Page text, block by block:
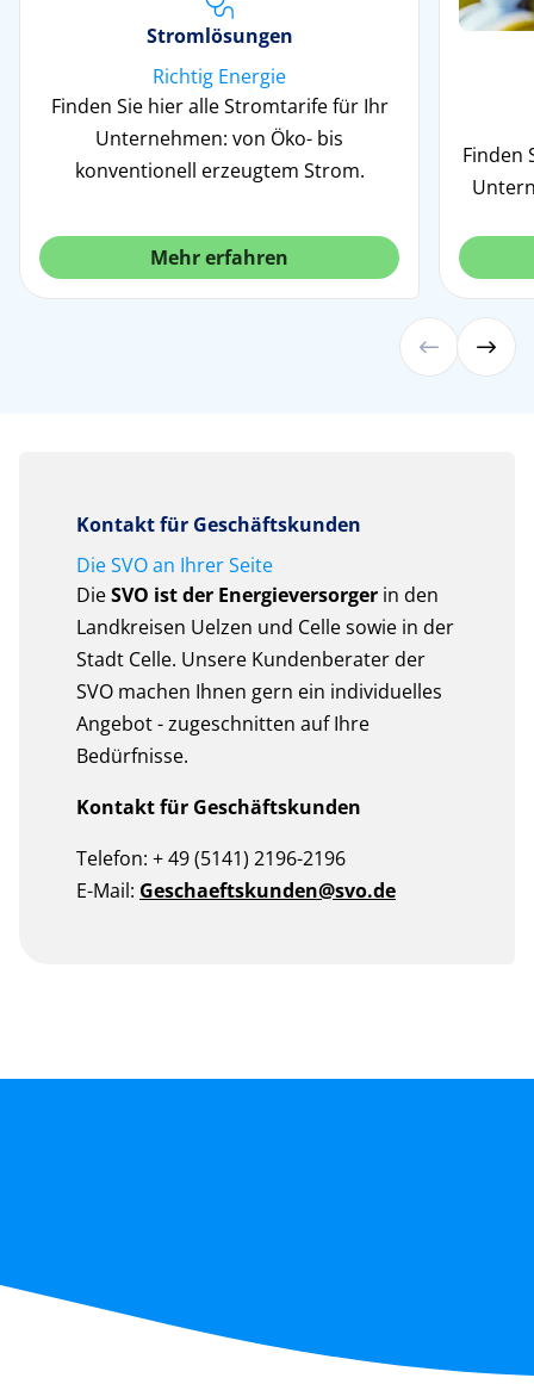
Stromlösungen
Richtig Energie
Finden Sie hier alle Stromtarife für Ihr
Unternehmen: von Öko- bis
konventionell erzeugtem Strom.
Mehr erfahren
Finden
Kontakt für Geschäftskunden
Die SVO an Ihrer Seite
DieSVO ist der Energieversorger in den
Landkreisen Uelzen und Celle sowie in der
Stadt Celle. Unsere Kundenberater der
SVO machen Ihnen gern ein individuelles
Angebot - zugeschnitten auf Ihre
Bedürfnisse.
Kontakt für Geschäftskunden
Telefon: + 49 (5141) 2196-2196
E-Mail: Geschaeftskunden@svo.de